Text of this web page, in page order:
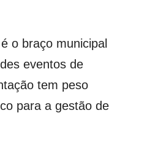
o braço municipal
eventos de
tem peso
para a gestão de